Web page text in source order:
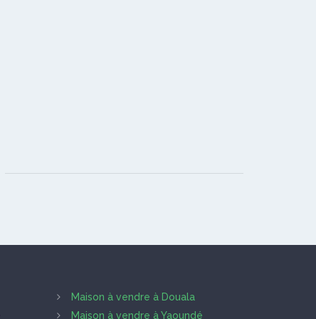
Maison à vendre à Douala
Maison à vendre à Yaoundé